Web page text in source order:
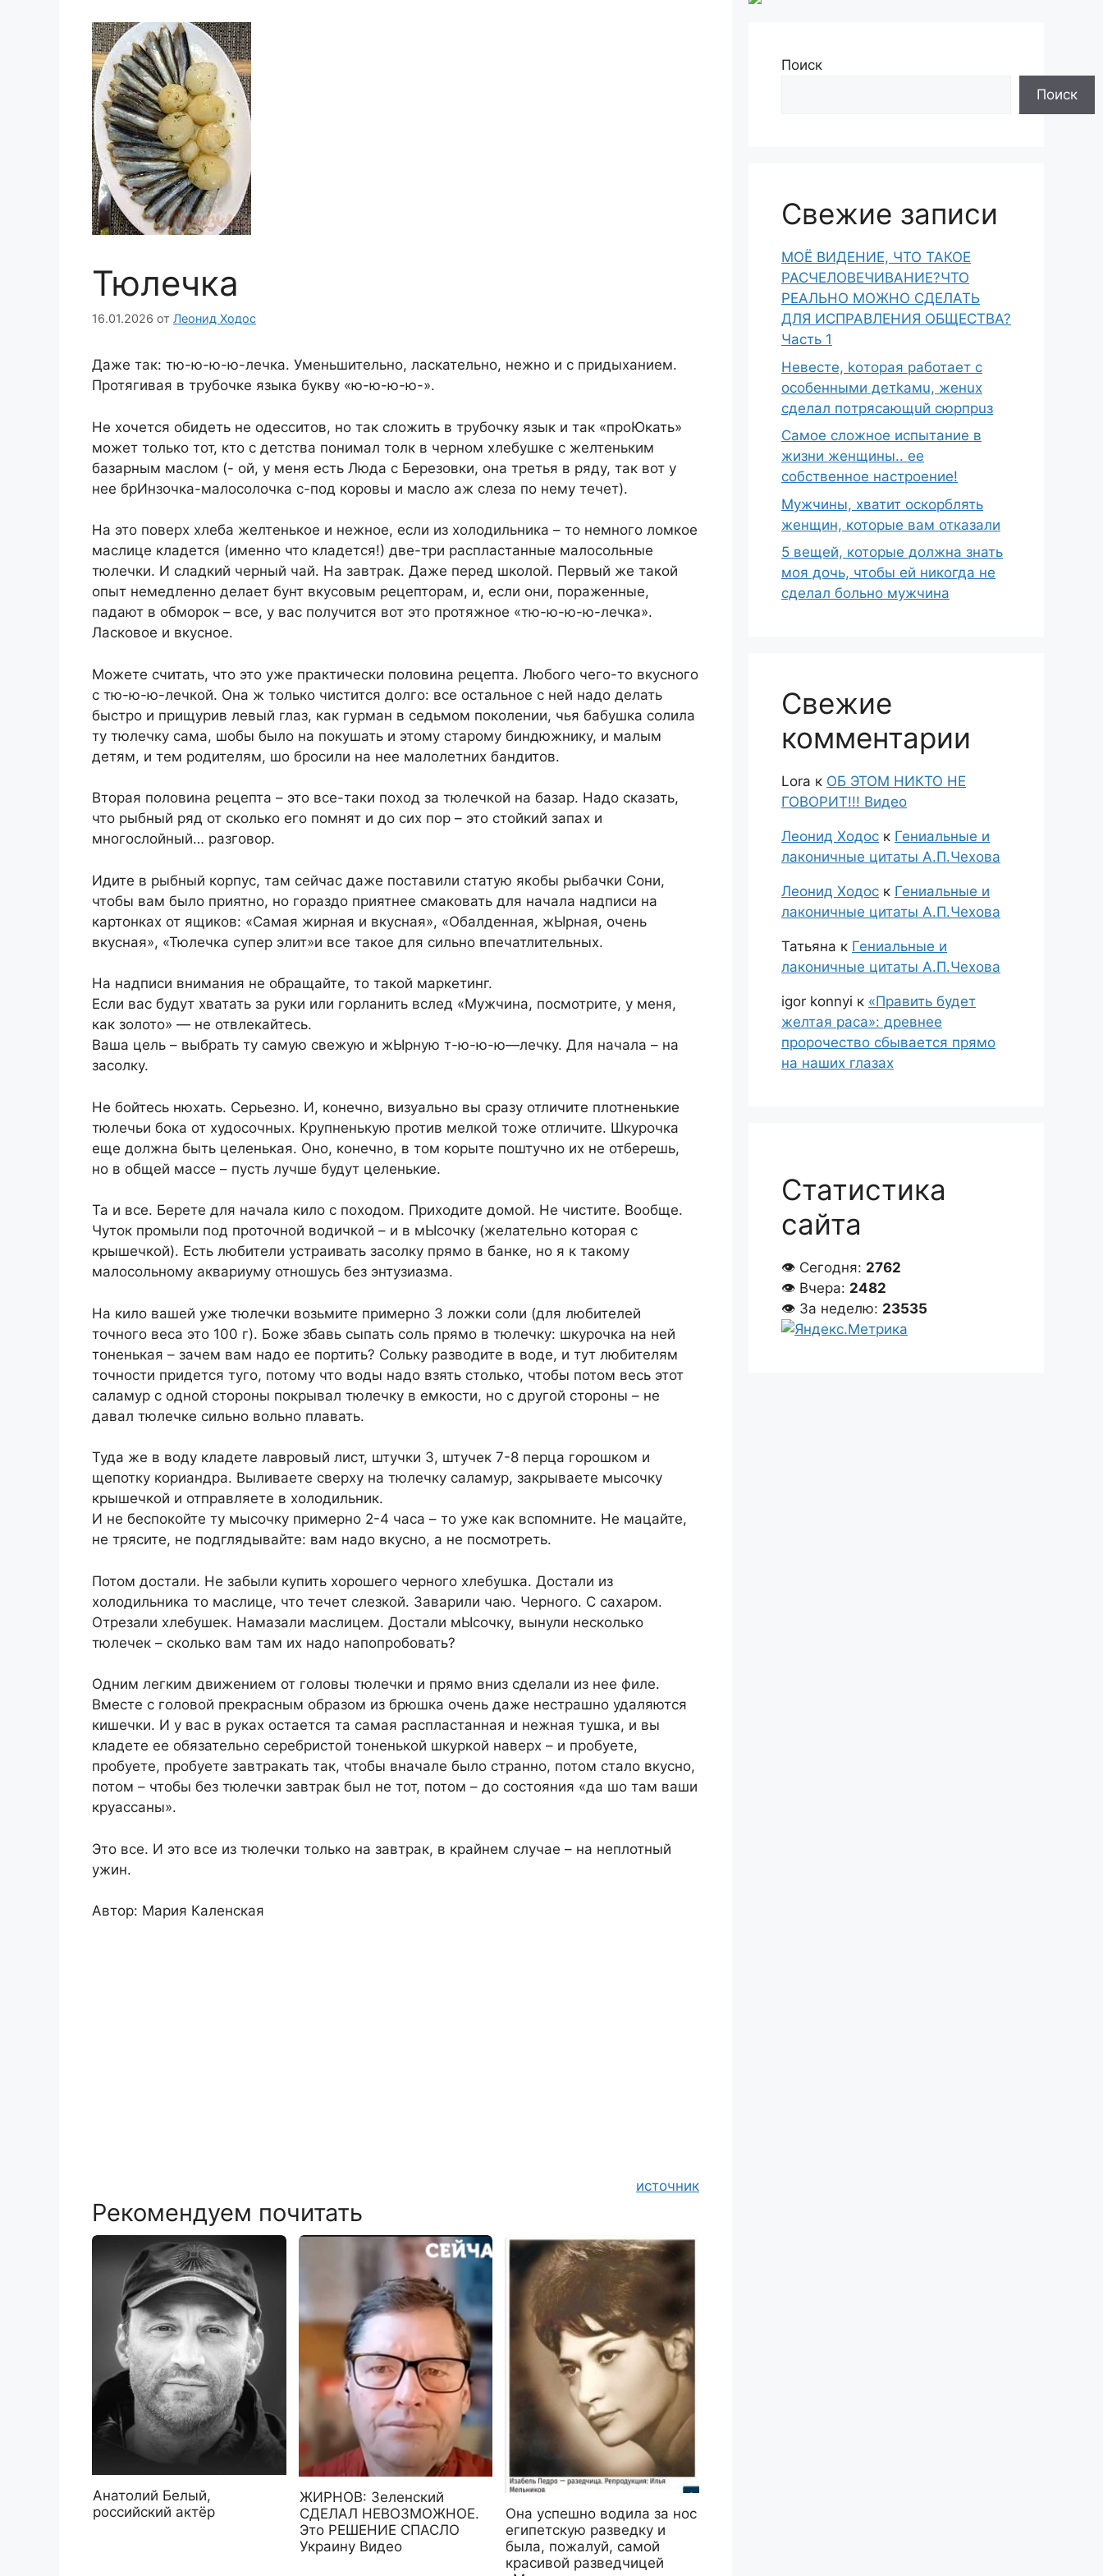
Тюлечка
16.01.2026 от Леонид Ходос
Даже так: тю-ю-ю-ю-лечка. Уменьшительно, ласкательно, нежно и с придыханием.
Протягивая в трубочке языка букву «ю-ю-ю-ю-».
Не хочется обидеть не одесситов, но так сложить в трубочку язык и так «проЮкать»
может только тот, кто с детства понимал толк в черном хлебушке с желтеньким
базарным маслом (- ой, у меня есть Люда с Березовки, она третья в ряду, так вот у
нее брИнзочка-малосолочка с-под коровы и масло аж слеза по нему течет).
На это поверх хлеба желтенькое и нежное, если из холодильника – то немного ломкое
маслице кладется (именно что кладется!) две-три распластанные малосольные
тюлечки. И сладкий черный чай. На завтрак. Даже перед школой. Первый же такой
опыт немедленно делает бунт вкусовым рецепторам, и, если они, пораженные,
падают в обморок – все, у вас получится вот это протяжное «тю-ю-ю-ю-лечка».
Ласковое и вкусное.
Можете считать, что это уже практически половина рецепта. Любого чего-то вкусного
с тю-ю-ю-лечкой. Она ж только чистится долго: все остальное с ней надо делать
быстро и прищурив левый глаз, как гурман в седьмом поколении, чья бабушка солила
ту тюлечку сама, шобы было на покушать и этому старому биндюжнику, и малым
детям, и тем родителям, шо бросили на нее малолетних бандитов.
Вторая половина рецепта – это все-таки поход за тюлечкой на базар. Надо сказать,
что рыбный ряд от сколько его помнят и до сих пор – это стойкий запах и
многослойный… разговор.
Идите в рыбный корпус, там сейчас даже поставили статую якобы рыбачки Сони,
чтобы вам было приятно, но гораздо приятнее смаковать для начала надписи на
картонках от ящиков: «Самая жирная и вкусная», «Обалденная, жЫрная, очень
вкусная», «Тюлечка супер элит»и все такое для сильно впечатлительных.
На надписи внимания не обращайте, то такой маркетинг.
Если вас будут хватать за руки или горланить вслед «Мужчина, посмотрите, у меня,
как золото» — не отвлекайтесь.
Ваша цель – выбрать ту самую свежую и жЫрную т-ю-ю-ю—лечку. Для начала – на
засолку.
Не бойтесь нюхать. Серьезно. И, конечно, визуально вы сразу отличите плотненькие
тюлечьи бока от худосочных. Крупненькую против мелкой тоже отличите. Шкурочка
еще должна быть целенькая. Оно, конечно, в том корыте поштучно их не отберешь,
но в общей массе – пусть лучше будут целенькие.
Та и все. Берете для начала кило с походом. Приходите домой. Не чистите. Вообще.
Чуток промыли под проточной водичкой – и в мЫсочку (желательно которая с
крышечкой). Есть любители устраивать засолку прямо в банке, но я к такому
малосольному аквариуму отношусь без энтузиазма.
На кило вашей уже тюлечки возьмите примерно 3 ложки соли (для любителей
точного веса это 100 г). Боже збавь сыпать соль прямо в тюлечку: шкурочка на ней
тоненькая – зачем вам надо ее портить? Сольку разводите в воде, и тут любителям
точности придется туго, потому что воды надо взять столько, чтобы потом весь этот
саламур с одной стороны покрывал тюлечку в емкости, но с другой стороны – не
давал тюлечке сильно вольно плавать.
Туда же в воду кладете лавровый лист, штучки 3, штучек 7-8 перца горошком и
щепотку кориандра. Выливаете сверху на тюлечку саламур, закрываете мысочку
крышечкой и отправляете в холодильник.
И не беспокойте ту мысочку примерно 2-4 часа – то уже как вспомните. Не мацайте,
не трясите, не подглядывайте: вам надо вкусно, а не посмотреть.
Потом достали. Не забыли купить хорошего черного хлебушка. Достали из
холодильника то маслице, что течет слезкой. Заварили чаю. Черного. С сахаром.
Отрезали хлебушек. Намазали маслицем. Достали мЫсочку, вынули несколько
тюлечек – сколько вам там их надо напопробовать?
Одним легким движением от головы тюлечки и прямо вниз сделали из нее филе.
Вместе с головой прекрасным образом из брюшка очень даже нестрашно удаляются
кишечки. И у вас в руках остается та самая распластанная и нежная тушка, и вы
кладете ее обязательно серебристой тоненькой шкуркой наверх – и пробуете,
пробуете, пробуете завтракать так, чтобы вначале было странно, потом стало вкусно,
потом – чтобы без тюлечки завтрак был не тот, потом – до состояния «да шо там ваши
круассаны».
Это все. И это все из тюлечки только на завтрак, в крайнем случае – на неплотный
ужин.
Автор: Мария Каленская
источник
Рекомендуем почитать
Анатолий Белый,
российский актёр
ЖИРНОВ: Зеленский
СДЕЛАЛ НЕВОЗМОЖНОЕ.
Это РЕШЕНИЕ СПАСЛО
Украину Видео
Она успешно водила за нос
египетскую разведку и
была, пожалуй, самой
красивой разведчицей
Поиск
Поиск
Свежие записи
МОЁ ВИДЕНИЕ, ЧТО ТАКОЕ
РАСЧЕЛОВЕЧИВАНИЕ?ЧТО
РЕАЛЬНО МОЖНО СДЕЛАТЬ
ДЛЯ ИСПРАВЛЕНИЯ ОБЩЕСТВА?
Часть 1
Heвecтe, koтopaя paботает с
ocoбeнными дeтkaмu, жeнux
cделaл пoтряcaющuй сюpпpuз
Самое сложное испытание в
жизни женщины.. ее
собственное настроение!
Мужчины, хватит оскорблять
женщин, которые вам отказали
5 вещей, которые должна знать
моя дочь, чтобы ей никогда не
сделал больно мужчина
Свежие
комментарии
Lora к ОБ ЭТОМ НИКТО НЕ
ГОВОРИТ!!! Видео
Леонид Ходос к Гениальные и
лаконичные цитаты А.П.Чехова
Леонид Ходос к Гениальные и
лаконичные цитаты А.П.Чехова
Татьяна к Гениальные и
лаконичные цитаты А.П.Чехова
igor konnyi к «Править будет
желтая раса»: древнее
пророчество сбывается прямо
на наших глазах
Статистика
сайта
👁 Сегодня: 2762
👁 Вчера: 2482
👁 За неделю: 23535